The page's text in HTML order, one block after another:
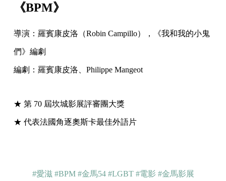
《BPM》
導演：羅賓康皮洛（Robin Campillo），《我和我的小鬼
們》編劇
編劇：羅賓康皮洛、Philippe Mangeot
★ 第 70 屆坎城影展評審團大獎
★ 代表法國角逐奧斯卡最佳外語片
#愛滋 #BPM #金馬54 #LGBT #電影 #金馬影展